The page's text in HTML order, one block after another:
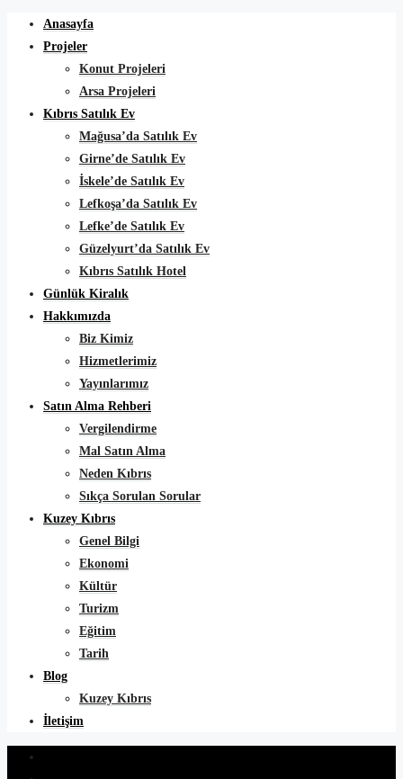
Anasayfa
Projeler
Konut Projeleri
Arsa Projeleri
Kıbrıs Satılık Ev
Mağusa’da Satılık Ev
Girne’de Satılık Ev
İskele’de Satılık Ev
Lefkoşa’da Satılık Ev
Lefke’de Satılık Ev
Güzelyurt’da Satılık Ev
Kıbrıs Satılık Hotel
Günlük Kiralık
Hakkımızda
Biz Kimiz
Hizmetlerimiz
Yayınlarımız
Satın Alma Rehberi
Vergilendirme
Mal Satın Alma
Neden Kıbrıs
Sıkça Sorulan Sorular
Kuzey Kıbrıs
Genel Bilgi
Ekonomi
Kültür
Turizm
Eğitim
Tarih
Blog
Kuzey Kıbrıs
İletişim